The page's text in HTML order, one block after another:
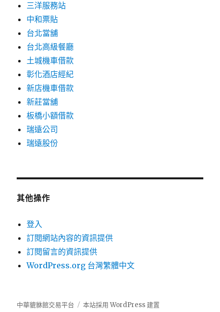
三洋服務站
中和票貼
台北當舖
台北高級餐廳
土城機車借款
彰化酒店經紀
新店機車借款
新莊當舖
板橋小額借款
瑞遠公司
瑞遠股份
其他操作
登入
訂閱網站內容的資訊提供
訂閱留言的資訊提供
WordPress.org 台灣繁體中文
中華貔貅館交易平台 本站採用 WordPress 建置